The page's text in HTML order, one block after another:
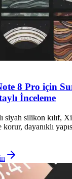
8 Pro için
İnceleme
siyah silikon kılıf,
dayanıklı